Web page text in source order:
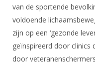
Samenwerking
Formulieren
Alle Verenigingen
JPT
JEC
Veteranenwedstrijden
Nieuws
Scheidsrechterslijst
Scheidsrechter
van de sportende
voldoende
zijn op een ‘gezonde
geïnspireerd door clinics
door